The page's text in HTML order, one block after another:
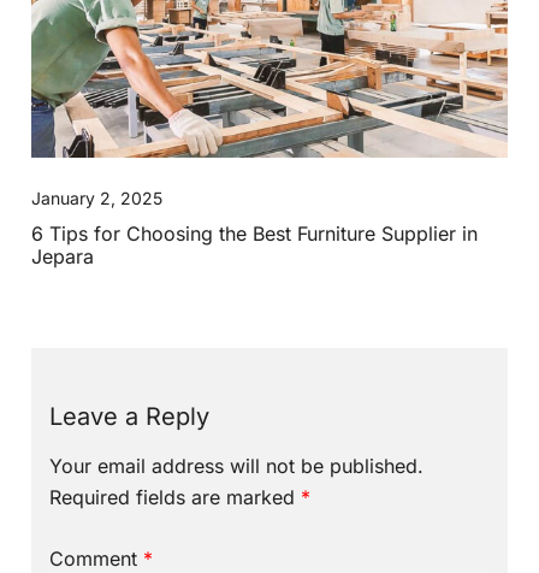
January 2, 2025
6 Tips for Choosing the Best Furniture Supplier in
Jepara
Leave a Reply
Your email address will not be published.
Required fields are marked *
Comment *